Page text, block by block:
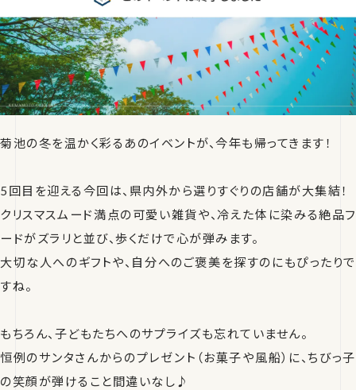
菊池の冬を温かく彩るあのイベントが、今年も帰ってきます！
5回目を迎える今回は、県内外から選りすぐりの店舗が大集結！
クリスマスムード満点の可愛い雑貨や、冷えた体に染みる絶品フ
ードがズラリと並び、歩くだけで心が弾みます。
大切な人へのギフトや、自分へのご褒美を探すのにもぴったりで
すね。
もちろん、子どもたちへのサプライズも忘れていません。
恒例のサンタさんからのプレゼント（お菓子や風船）に、ちびっ子
の笑顔が弾けること間違いなし♪